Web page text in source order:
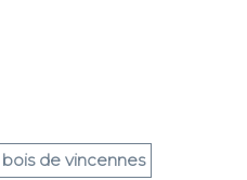
bois de vincennes